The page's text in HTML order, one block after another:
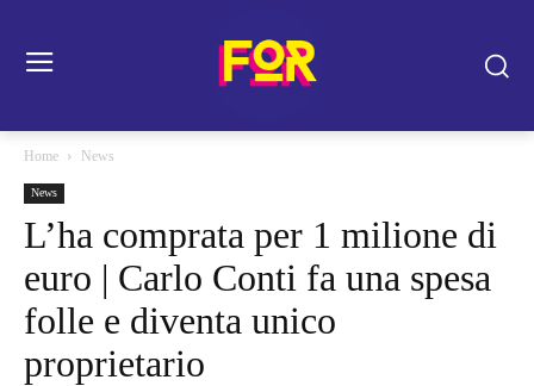
Home News
News
L’ha comprata per 1 milione di
euro | Carlo Conti fa una spesa
folle e diventa unico
proprietario